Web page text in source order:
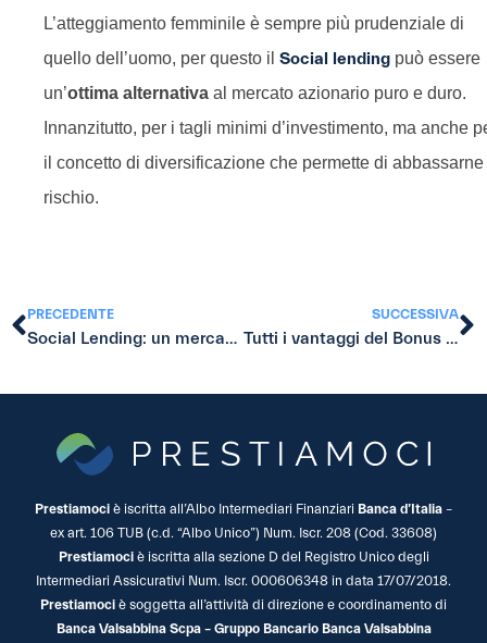
L’atteggiamento femminile è sempre più prudenziale di
quello dell’uomo, per questo il Social lending può essere
un’ottima alternativa al mercato azionario puro e duro.
Innanzitutto, per i tagli minimi d’investimento, ma anche
il concetto di diversificazione che permette di
rischio.
PRECEDENTE
Social Lending: un mercato in crescita anche in Italia
SUCCESSIVA
Tutti i vantaggi del Bonus Ristrutturazione per l’anno 2019.
Prestiamoci è iscritta all’Albo Intermediari Finanziari Banca d’Italia –
ex art. 106 TUB (c.d. “Albo Unico”) Num. Iscr. 208 (Cod. 33608)
Prestiamociè iscritta alla sezione D del Registro Unico degli
Intermediari Assicurativi Num. Iscr. 000606348 in data 17/07/2018.
Prestiamoci è soggetta all’attività di direzione e coordinamento di
Banca Valsabbina Scpa – Gruppo Bancario Banca Valsabbina